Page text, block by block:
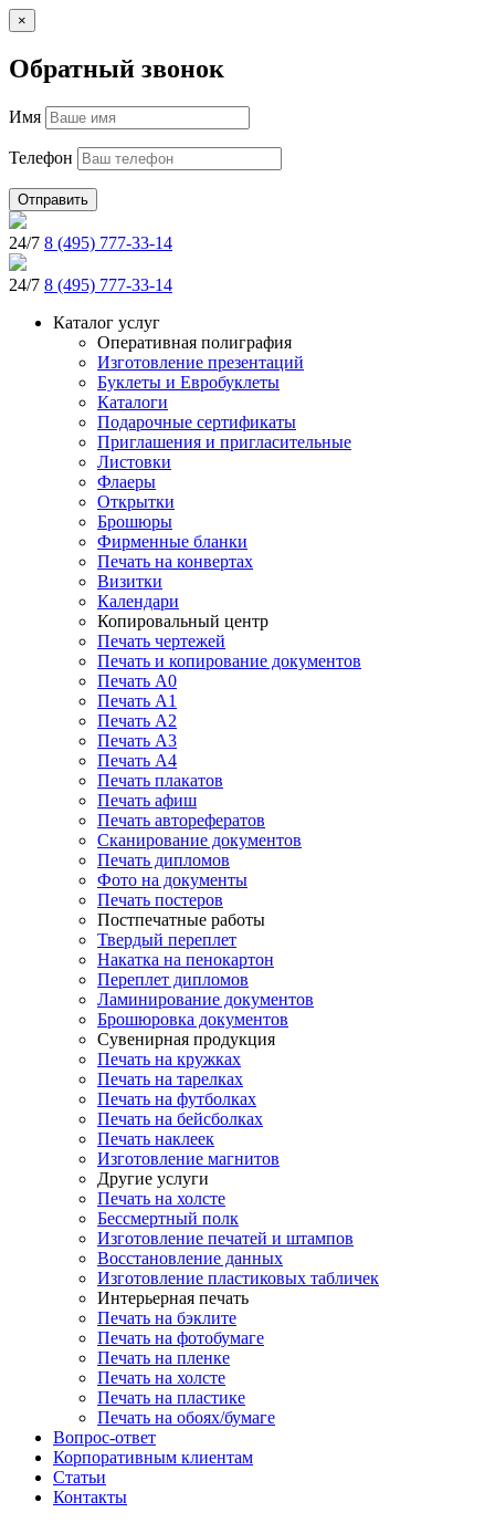
×
Обратный звонок
Имя
Телефон
Отправить
24/7 8 (495) 777-33-14
24/7 8 (495) 777-33-14
Каталог услуг
Оперативная полиграфия
Изготовление презентаций
Буклеты и Eвробуклеты
Каталоги
Подарочные сертификаты
Приглашения и пригласительные
Листовки
Флаеры
Открытки
Брошюры
Фирменные бланки
Печать на конвертах
Визитки
Календари
Копировальный центр
Печать чертежей
Печать и копирование документов
Печать А0
Печать А1
Печать А2
Печать А3
Печать А4
Печать плакатов
Печать афиш
Печать авторефератов
Сканирование документов
Печать дипломов
Фото на документы
Печать постеров
Постпечатные работы
Твердый переплет
Накатка на пенокартон
Переплет дипломов
Ламинирование документов
Брошюровка документов
Сувенирная продукция
Печать на кружках
Печать на тарелках
Печать на футболках
Печать на бейсболках
Печать наклеек
Изготовление магнитов
Другие услуги
Печать на холсте
Бессмертный полк
Изготовление печатей и штампов
Восстановление данных
Изготовление пластиковых табличек
Интерьерная печать
Печать на бэклите
Печать на фотобумаге
Печать на пленке
Печать на холсте
Печать на пластике
Печать на обоях/бумаге
Вопрос-ответ
Корпоративным клиентам
Статьи
Контакты